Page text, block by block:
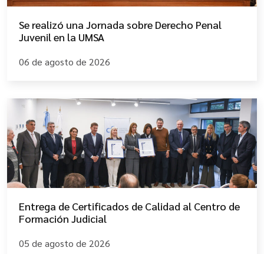
Se realizó una Jornada sobre Derecho Penal
Juvenil en la UMSA
06 de agosto de 2026
Entrega de Certificados de Calidad al Centro de
Formación Judicial
05 de agosto de 2026